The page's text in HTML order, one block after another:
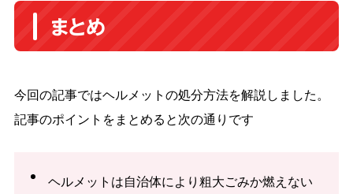
まとめ
今回の記事ではヘルメットの処分方法を解説しました。
記事のポイントをまとめると次の通りです
ヘルメットは自治体により粗大ごみか燃えない